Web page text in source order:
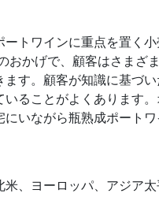
トワインに重点を置く
おかげで、顧客はさまざ
ます。顧客が知識に基づ
ることがよくあります
いながら瓶熟成ポートワ
、ヨーロッパ、アジア